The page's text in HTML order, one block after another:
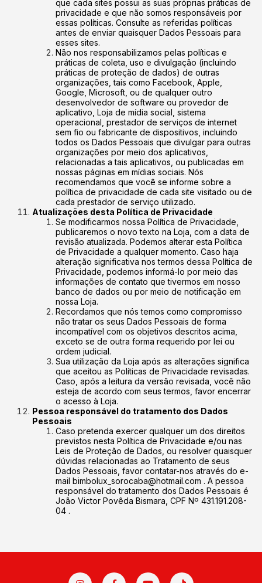
que cada sites possui as suas próprias práticas de
privacidade e que não somos responsáveis por
essas políticas. Consulte as referidas políticas
antes de enviar quaisquer Dados Pessoais para
esses sites.
Não nos responsabilizamos pelas políticas e
práticas de coleta, uso e divulgação (incluindo
práticas de proteção de dados) de outras
organizações, tais como Facebook, Apple,
Google, Microsoft, ou de qualquer outro
desenvolvedor de software ou provedor de
aplicativo, Loja de mídia social, sistema
operacional, prestador de serviços de internet
sem fio ou fabricante de dispositivos, incluindo
todos os Dados Pessoais que divulgar para outras
organizações por meio dos aplicativos,
relacionadas a tais aplicativos, ou publicadas em
nossas páginas em mídias sociais. Nós
recomendamos que você se informe sobre a
política de privacidade de cada site visitado ou de
cada prestador de serviço utilizado.
Atualizações desta Política de Privacidade
Se modificarmos nossa Política de Privacidade,
publicaremos o novo texto na Loja, com a data de
revisão atualizada. Podemos alterar esta Política
de Privacidade a qualquer momento. Caso haja
alteração significativa nos termos dessa Política de
Privacidade, podemos informá-lo por meio das
informações de contato que tivermos em nosso
banco de dados ou por meio de notificação em
nossa Loja.
Recordamos que nós temos como compromisso
não tratar os seus Dados Pessoais de forma
incompatível com os objetivos descritos acima,
exceto se de outra forma requerido por lei ou
ordem judicial.
Sua utilização da Loja após as alterações significa
que aceitou as Políticas de Privacidade revisadas.
Caso, após a leitura da versão revisada, você não
esteja de acordo com seus termos, favor encerrar
o acesso à Loja.
Pessoa responsável do tratamento dos Dados
Pessoais
Caso pretenda exercer qualquer um dos direitos
previstos nesta Política de Privacidade e/ou nas
Leis de Proteção de Dados, ou resolver quaisquer
dúvidas relacionadas ao Tratamento de seus
Dados Pessoais, favor contatar-nos através do e-
mail bimbolux_sorocaba@hotmail.com . A pessoa
responsável do tratamento dos Dados Pessoais é
João Victor Povêda Bismara, CPF Nº 431.191.208-
04 .